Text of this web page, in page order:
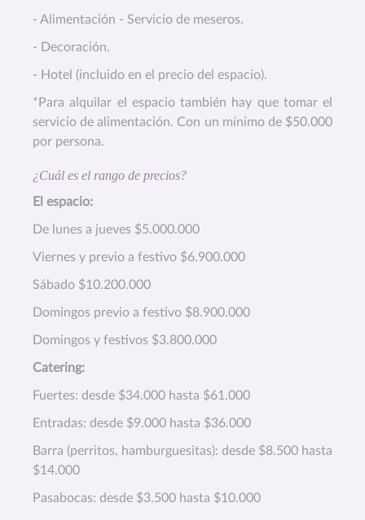
- Alimentación - Servicio de meseros.
- Decoración.
- Hotel (incluido en el precio del espacio).
*Para alquilar el espacio también hay que tomar el
servicio de alimentación. Con un mínimo de $50.000
por persona.
¿Cuál es el rango de precios?
El espacio:
De lunes a jueves $5.000.000
Viernes y previo a festivo $6.900.000
Sábado $10.200.000
Domingos previo a festivo $8.900.000
Domingos y festivos $3.800.000
Catering:
Fuertes: desde $34.000 hasta $61.000
Entradas: desde $9.000 hasta $36.000
Barra (perritos, hamburguesitas): desde $8.500 hasta
$14.000
Pasabocas: desde $3.500 hasta $10.000